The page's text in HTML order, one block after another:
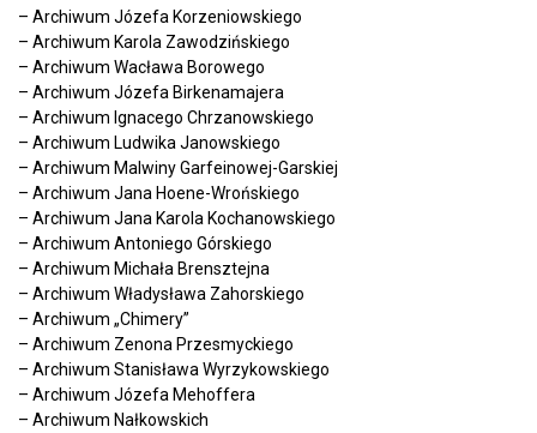
– Archiwum Józefa Korzeniowskiego
– Archiwum Karola Zawodzińskiego
– Archiwum Wacława Borowego
– Archiwum Józefa Birkenamajera
– Archiwum Ignacego Chrzanowskiego
– Archiwum Ludwika Janowskiego
– Archiwum Malwiny Garfeinowej-Garskiej
– Archiwum Jana Hoene-Wrońskiego
– Archiwum Jana Karola Kochanowskiego
– Archiwum Antoniego Górskiego
– Archiwum Michała Brensztejna
– Archiwum Władysława Zahorskiego
– Archiwum „Chimery”
– Archiwum Zenona Przesmyckiego
– Archiwum Stanisława Wyrzykowskiego
– Archiwum Józefa Mehoffera
– Archiwum Nałkowskich